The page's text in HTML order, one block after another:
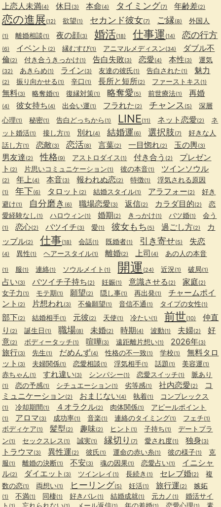
上恋人未満(4) 休日 (3) 本命(4) タイミング(7) 年齢差(2)
恋の進展(12) 欲望(1) セカンド彼女(7) ご縁(8) 外国人
(1) 離婚相談(1) 夜の顔(3) 婚活(18) 仕事運 (14) 恋の行方
(6) イベント (2) 縁むすび(1) アニマルメディスン(34)
ダブル不
倫(2) 付き合うきっかけ(1) 告白失敗(3) 恋愛(4) 本性(3) 運気
(32) あきらめ(1) ライン(3) 友達の彼氏(1) 告白された (1) 魅力
(2) 振り向かせる (1) 辛口 (1) 長所と短所(2) ファーストキス (1)
無料(3) 略奪婚(1) 復縁対策(1) 略奪愛(5) 前世療法(1) 再婚
(4) 彼女持ち (4) 出会い運(1) フラれた (2) チャンス (5)
深層
心理(1) 秘密(1) 告白どっちから (1) LINE(11) ネット恋愛(2)
ネ
ット婚活(1) 接し方(1) 別れ(4) 結婚運(6) 選択肢(7)
好きな人
話し方(1) 恋敵(3) 恋活(8) 言葉(2) 一目惚れ(2) 玉の輿(3)
男友達(2) 性格(9) アストロダイス (1) 付き合う (2)
プレゼン
ト (2) 片思いコミュニケーション(1) 彼の本音(1) ツインソウル
(2) 年上(4) 本音(3) 報われぬ恋(2) 特徴(1) 浮気される原因
(1) 年下(6) タロット (2) 結婚スタイル(1) アラフォー(2)
好き
避け(1) 自分磨き (6) 職場恋愛(3) 返信(2) カラダ目的(2)
恋
愛経験なし (1) ハロウィン(1) 婚期(2) きっかけ(1) バツ婚(1) 会う
(1) 恋心(2) バツイチ(3) 愛(1) 彼女もち (5) 過ごし方(2)
カ
ップル(2) 仕事(18) 会話(1) 既婚者(1) 引き寄せ(5) 失恋
(4) 異性(1) ヘアースタイル(1) 離婚(2) 上司 (4) あの人の本音
(1) 服(1) 連絡(1) ソウルメイト (1) 開運 (24) 近況 (1) 破局(1)
占い(3) バツイチ子持ち (2) 妊娠(1) 意識させる (2) 家庭(2)
女子力 (1) モテ期(1) 願望(2) 隠し事(1) 再出発(1)
チャームポイ
ント (2) 片想われ(3) 不倫願望(1) 音信不通 (1) タイプの女性(1)
部下(2) 結婚相手(1) 元彼(2) 天使(1) 冷たい(1) 前世(10)
仲直
り (2) 誕生日 (1) 職場(8) 未婚(2) 時期(4) 波動(1) 夫婦(2)
好
意(2) ボディータッチ(1) 喧嘩(3) 遠距離片想い(1) 2026年(3)
旅行(3) 先生(1) だめんず(4) 性格の不一致(1) 学校(1)
無料タロ
ット (3) 夫婦関係(1) 恋愛相談(1) 浮気相手(1) 話題(1) 美容運(1)
赤ちゃん(1) すれ違い(3) シンパシー(1) 恋愛スイッチ(1) 脈あり
(1) 恋の予感(1) シチュエーション(1) 劣等感(1) 社内恋愛(2)
コ
ミュニケーション(2) おまじない(4) 執着(1) コンプレックス
(1) 冷却期間(1) ４オラクル(2) 肉体関係(1) アピールポイント
(1) アロマ(3) 成功率(1) 音楽(1) 連絡のタイミング(1) フェチ(1)
ボディケア(1) 髪型(2) 趣味(2) ヒント (1) 子持ち(1)
デートプラ
ン(1) セックスレス (1) 誠実(1) 縁切り (7) 愛され度(1) 独身(3)
トラウマ(3) 異性運(2) 彼氏(1) 運命の赤い糸(1) 彼の様子(1)
克
服(1) 離婚の決断(1) 不安(3) 魂の因果(1) 恋愛占い(1)
イニシャ
ル(2) ダイエット (3) ツインレイ (1) 長続き (1) セレブ婚(2)
複
数の恋(1) 両想い(1) ヒーリング(5) 妊活(1) 旅行運(2) 嫉妬
(1) 不満(1) 同棲(1) 好きバレ(1) 結婚成就(1) 元カノ (1)
婚活サイ
ト
忘れられない メール返信 年の差婚 恋愛心理 素